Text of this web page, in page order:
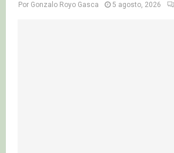
Por Gonzalo Royo Gasca 5 agosto, 2026